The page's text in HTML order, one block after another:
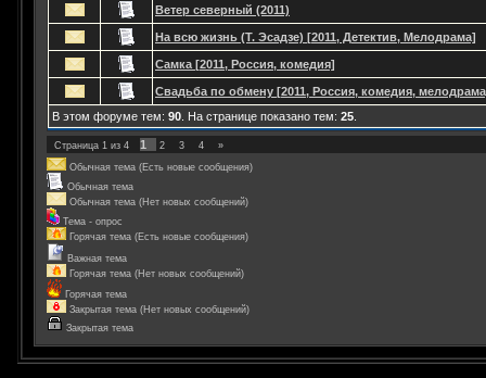
Ветер северный (2011)
На всю жизнь (Т. Эсадзе) [2011, Детектив, Мелодрама]
Самка [2011, Россия, комедия]
Свадьба по обмену [2011, Россия, комедия,
В этом форуме тем: 90 . На странице показано тем: 25
Страница 1 из 4 1 2 3 4
»
Обычная тема (Есть новые сообщения)
Обычная тема
Обычная тема (Нет новых сообщений)
Тема - опрос
Горячая тема (Есть новые сообщения)
Важная тема
Горячая тема (Нет новых сообщений)
Горячая тема
Закрытая тема (Нет новых сообщений)
Закрытая тема